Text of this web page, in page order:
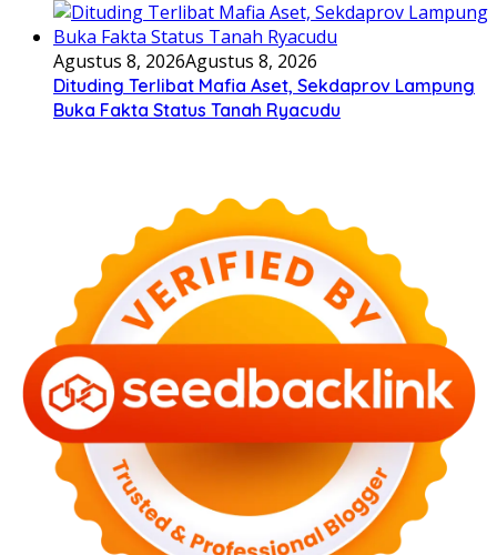
Agustus 8, 2026Agustus 8, 2026
Dituding Terlibat Mafia Aset, Sekdaprov Lampung
Buka Fakta Status Tanah Ryacudu